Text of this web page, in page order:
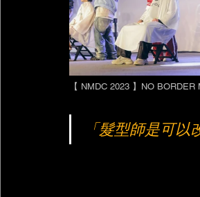
【 NMDC 2023 】NO
「髮型師是可